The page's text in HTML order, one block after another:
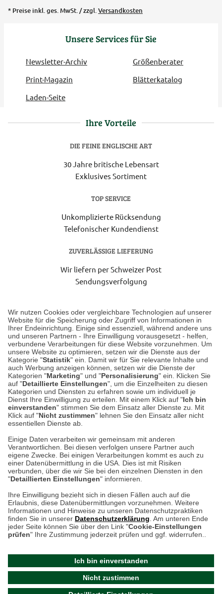
Wir nutzen Cookies oder vergleichbare Technologien auf unserer
Website für die Speicherung oder Zugriff von Informationen in
Ihrer Endeinrichtung. Einige sind essenziell, während andere uns
und unseren Partnern - Ihre Einwilligung vorausgesetzt - helfen,
verbundene Verarbeitungen für diese Website vorzunehmen. Um
unsere Website zu optimieren, setzen wir die Dienste aus der
Kategorie "Statistik" ein. Damit wir für Sie relevante Inhalte und
auch Werbung anzeigen können, setzen wir die Dienste der
Kategorien "Marketing" und "Personalisierung" ein. Klicken Sie
auf "Detaillierte Einstellungen", um die Einzelheiten zu diesen
Kategorien und Diensten zu erfahren sowie um individuell je
Dienst Ihre Einwilligung zu erteilen. Mit einem Klick auf "Ich bin
einverstanden" stimmen Sie dem Einsatz aller Dienste zu. Mit
Klick auf "Nicht zustimmen" lehnen Sie den Einsatz aller nicht
essentiellen Dienste ab.
Einige Daten verarbeiten wir gemeinsam mit anderen
Verantwortlichen. Bei diesen verfolgen unsere Partner auch
eigene Zwecke. Bei einigen Verarbeitungen kommt es auch zu
einer Datenübermittlung in die USA. Dies ist mit Risiken
verbunden, über die wir Sie bei den einzelnen Diensten in den
"Detaillierten Einstellungen" informieren.
Ihre Einwilligung bezieht sich in diesen Fällen auch auf die
Erlaubnis, diese Datenübermittlungen vorzunehmen. Weitere
Informationen und Hinweise zu unseren Datenschutzpraktiken
finden Sie in unserer Datenschutzerklärung . Am unteren Ende
jeder Seite können Sie über den Link "Cookie-Einstellungen
prüfen" Ihre Zustimmung jederzeit prüfen und ggf. widerrufen..
Ich bin einverstanden
Nicht zustimmen
Unsere Services für Sie
Newsletter-Archiv
Größenberater
Print-Magazin
Blätterkatalog
Laden-Seite
* Preise inkl. ges. MwSt. / zzgl. Versandkosten
Ihre Vorteile
DIE FEINE ENGLISCHE ART
30 Jahre britische Lebensart
Exklusives Sortiment
TOP SERVICE
Unkomplizierte Rücksendung
Telefonischer Kundendienst
ZUVERLÄSSIGE LIEFERUNG
Wir liefern per Schweizer Post
Sendungsverfolgung
Unser Geschäft in Meckenheim
Auf dem Steinbüchel 6
53340 Meckenheim
Montag bis Samstag 9:00 Uhr bis 18:00 Uhr
weitere Information
Hier finden Sie uns im Netz
AGB Rücksendung von Waren Datenschutz
Impressum
Kontakt
Zur Echtheit von Bewertungen
Barrierefreiheit unserer Website
am 10.08.2026 um 10:17
2024 THE BRITISH SHOP
Versandhandel GmbH & Co. KG
Cookie-Einstellungen in Ihrem Browser
ACHTUNG!
Ihr Browser speichert aktuell keine Cookies!
Leider können Sie in diesem Fall unseren Online-Shop
Bitte stellen Sie sicher, dass Ihr Browser unsere funktionalen
Cookies für die Dauer Ihres Besuchs auf unserer Website